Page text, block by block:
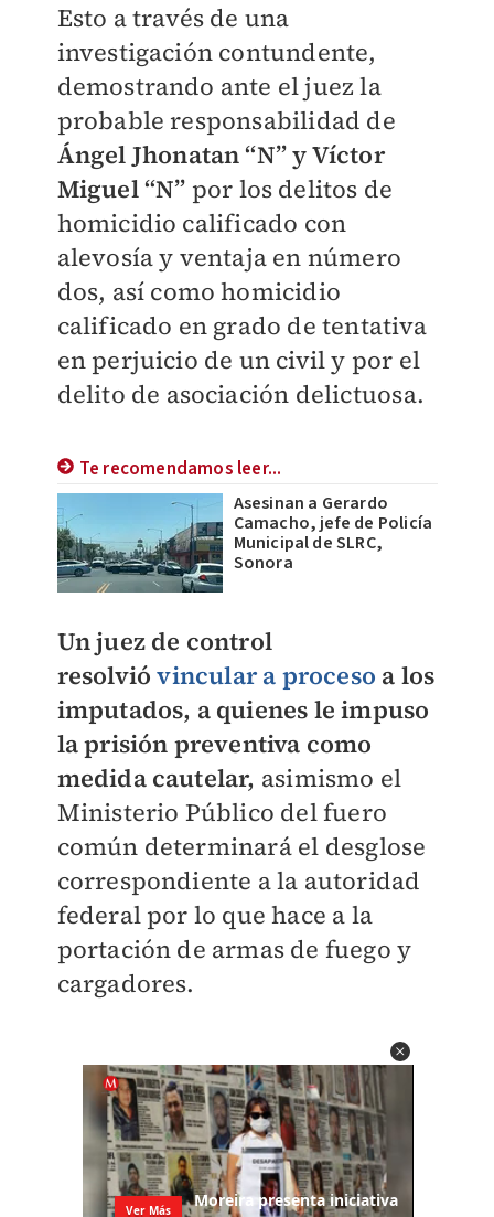
Esto a través de una
investigación contundente,
demostrando ante el juez la
probable responsabilidad de
Ángel Jhonatan “N” y Víctor
Miguel “N” por los delitos de
homicidio calificado con
alevosía y ventaja en número
dos, así como homicidio
calificado en grado de tentativa
en perjuicio de un civil y por el
delito de asociación delictuosa.
Te recomendamos leer...
Asesinan a Gerardo
Camacho, jefe de Policía
Municipal de SLRC,
Sonora
Un juez de control
resolvióvincular a proceso a los
imputados, a quienes le impuso
la prisión preventiva como
medida cautelar, asimismo el
Ministerio Público del fuero
común determinará el desglose
correspondiente a la autoridad
federal por lo que hace a la
portación de armas de fuego y
cargadores.